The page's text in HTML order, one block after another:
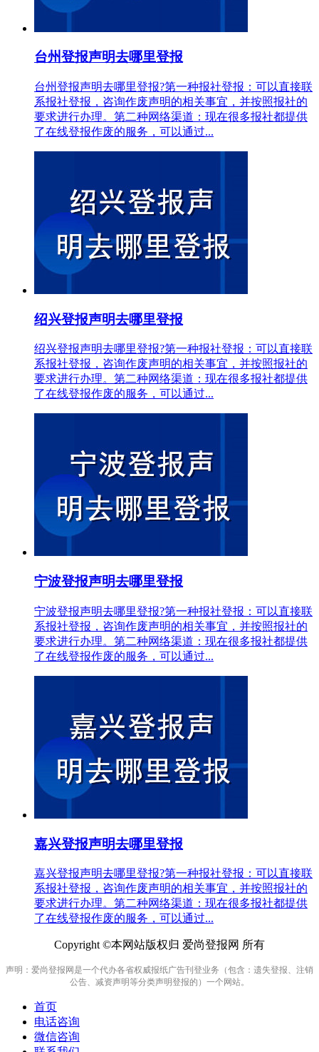
台州登报声明去哪里登报
台州登报声明去哪里登报?第一种报社登报：可以直接联
系报社登报，咨询作废声明的相关事宜，并按照报社的
要求进行办理。第二种网络渠道：现在很多报社都提供
了在线登报作废的服务，可以通过...
绍兴登报声明去哪里登报
绍兴登报声明去哪里登报?第一种报社登报：可以直接联
系报社登报，咨询作废声明的相关事宜，并按照报社的
要求进行办理。第二种网络渠道：现在很多报社都提供
了在线登报作废的服务，可以通过...
宁波登报声明去哪里登报
宁波登报声明去哪里登报?第一种报社登报：可以直接联
系报社登报，咨询作废声明的相关事宜，并按照报社的
要求进行办理。第二种网络渠道：现在很多报社都提供
了在线登报作废的服务，可以通过...
嘉兴登报声明去哪里登报
嘉兴登报声明去哪里登报?第一种报社登报：可以直接联
系报社登报，咨询作废声明的相关事宜，并按照报社的
要求进行办理。第二种网络渠道：现在很多报社都提供
了在线登报作废的服务，可以通过...
Copyright ©本网站版权归 爱尚登报网 所有
声明：爱尚登报网是一个代办各省权威报纸广告刊登业务（包含：遗失登报、注销
公告、减资声明等分类声明登报的）一个网站。
首页
电话咨询
微信咨询